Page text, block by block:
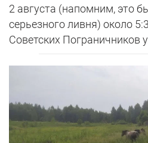
2 августа (напомним, это
серьезного ливня) около
Советских Пограничников